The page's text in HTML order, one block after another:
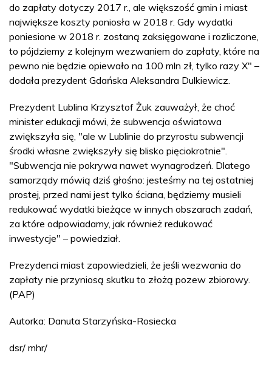
do zapłaty dotyczy 2017 r., ale większość gmin i miast
największe koszty poniosła w 2018 r. Gdy wydatki
poniesione w 2018 r. zostaną zaksięgowane i rozliczone,
to pójdziemy z kolejnym wezwaniem do zapłaty, które na
pewno nie będzie opiewało na 100 mln zł, tylko razy X" –
dodała prezydent Gdańska Aleksandra Dulkiewicz.
Prezydent Lublina Krzysztof Żuk zauważył, że choć
minister edukacji mówi, że subwencja oświatowa
zwiększyła się, "ale w Lublinie do przyrostu subwencji
środki własne zwiększyły się blisko pięciokrotnie".
"Subwencja nie pokrywa nawet wynagrodzeń. Dlatego
samorządy mówią dziś głośno: jesteśmy na tej ostatniej
prostej, przed nami jest tylko ściana, będziemy musieli
redukować wydatki bieżące w innych obszarach zadań,
za które odpowiadamy, jak również redukować
inwestycje" – powiedział.
Prezydenci miast zapowiedzieli, że jeśli wezwania do
zapłaty nie przyniosą skutku to złożą pozew zbiorowy.
(PAP)
Autorka: Danuta Starzyńska-Rosiecka
dsr/ mhr/